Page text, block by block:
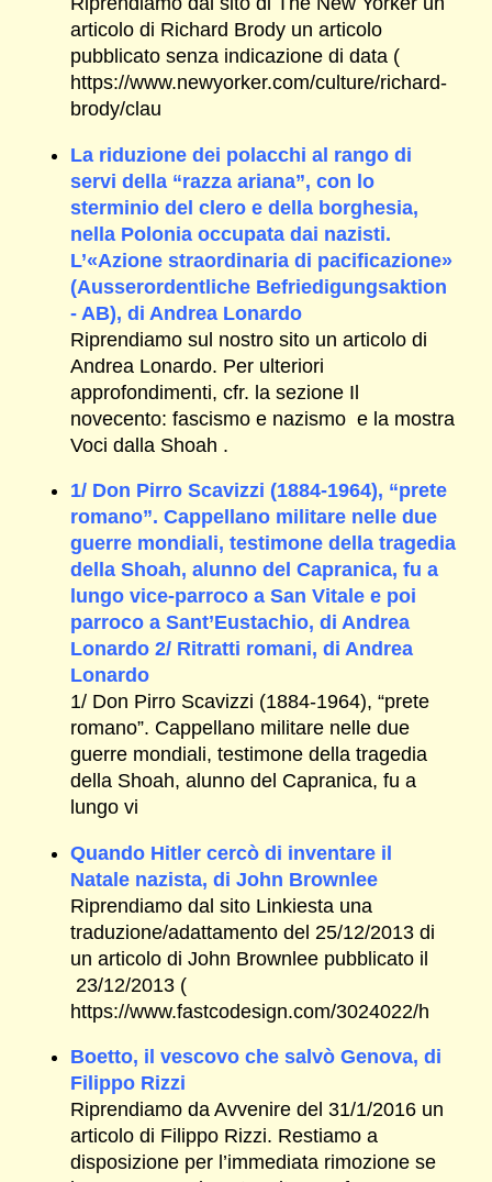
articolo di Richard Brody un articolo
pubblicato senza indicazione di data (
https://www.newyorker.com/culture/richard-
brody/clau
La riduzione dei polacchi al rango di
servi della “razza ariana”, con lo
sterminio del clero e della borghesia,
nella Polonia occupata dai nazisti.
L’«Azione straordinaria di pacificazione»
(Ausserordentliche Befriedigungsaktion
- AB), di Andrea Lonardo
Riprendiamo sul nostro sito un articolo di
Andrea Lonardo. Per ulteriori
approfondimenti, cfr. la sezione Il
novecento: fascismo e nazismo e la mostra
Voci dalla Shoah .
1/ Don Pirro Scavizzi (1884-1964), “prete
romano”. Cappellano militare nelle due
guerre mondiali, testimone della tragedia
della Shoah, alunno del Capranica, fu a
lungo vice-parroco a San Vitale e poi
parroco a Sant’Eustachio, di Andrea
Lonardo 2/ Ritratti romani, di Andrea
Lonardo
1/ Don Pirro Scavizzi (1884-1964), “prete
romano”. Cappellano militare nelle due
guerre mondiali, testimone della tragedia
della Shoah, alunno del Capranica, fu a
lungo vi
Quando Hitler cercò di inventare il
Natale nazista, di John Brownlee
Riprendiamo dal sito Linkiesta una
traduzione/adattamento del 25/12/2013 di
un articolo di John Brownlee pubblicato il
23/12/2013 (
https://www.fastcodesign.com/3024022/h
Boetto, il vescovo che salvò Genova, di
Filippo Rizzi
Riprendiamo da Avvenire del 31/1/2016 un
articolo di Filippo Rizzi. Restiamo a
disposizione per l’immediata rimozione se